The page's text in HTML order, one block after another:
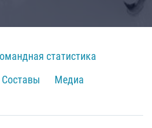
статистика
Составы
Медиа